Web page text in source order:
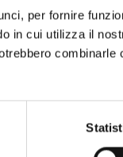
per fornire
in cui utilizza il